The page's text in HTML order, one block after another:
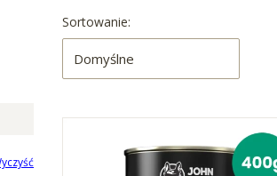
Lista produktów
Sortowanie:
Domyślne